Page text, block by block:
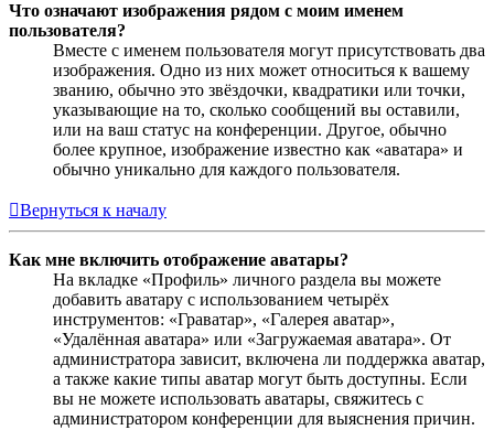
Что означают изображения рядом с моим именем
пользователя?
Вместе с именем пользователя могут присутствовать два
изображения. Одно из них может относиться к вашему
званию, обычно это звёздочки, квадратики или точки,
указывающие на то, сколько сообщений вы оставили,
или на ваш статус на конференции. Другое, обычно
более крупное, изображение известно как «аватара» и
обычно уникально для каждого пользователя.
Вернуться к началу
Как мне включить отображение аватары?
На вкладке «Профиль» личного раздела вы можете
добавить аватару с использованием четырёх
инструментов: «Граватар», «Галерея аватар»,
«Удалённая аватара» или «Загружаемая аватара». От
администратора зависит, включена ли поддержка аватар,
а также какие типы аватар могут быть доступны. Если
вы не можете использовать аватары, свяжитесь с
администратором конференции для выяснения причин.